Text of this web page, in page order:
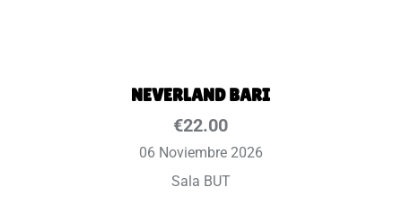
NEVERLAND BARI
€22.00
06 Noviembre 2026
Sala BUT